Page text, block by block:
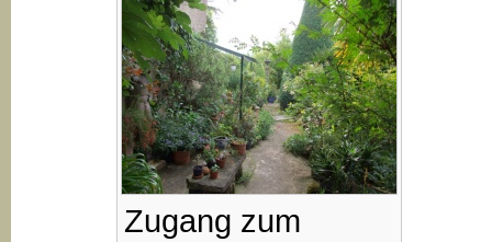
Zugang zum